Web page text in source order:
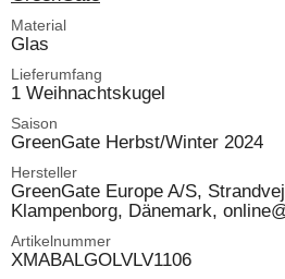
Material
Glas
Lieferumfang
1 Weihnachtskugel
Saison
GreenGate Herbst/Winter 2024
Hersteller
GreenGate Europe A/S,
Klampenborg, Dänemark,
Artikelnummer
XMABALGOLVLV1106